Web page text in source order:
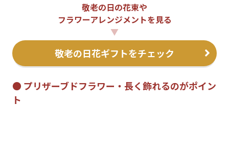
敬老の日の花束や
フラワーアレンジメントを見る
▼
敬老の日花ギフトをチェック
● プリザーブドフラワー・長く飾れるのがポイン
ト